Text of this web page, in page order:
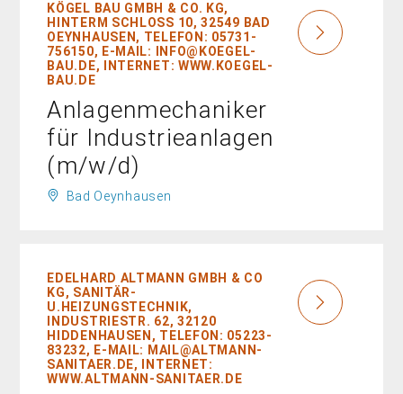
KÖGEL BAU GMBH & CO. KG,
HINTERM SCHLOSS 10, 32549 BAD O
EYNHAUSEN, TELEFON: 05731-7
56150, E-MAIL: INFO@KOEGEL-B
AU.DE, INTERNET: WWW.KOEGEL-B
AU.DE
Anlagenmechaniker
für Industrieanlagen
(m/w/d)
Bad Oeynhausen
EDELHARD ALTMANN GMBH & CO
KG, SANITÄR-
U.HEIZUNGSTECHNIK,
INDUSTRIESTR. 62, 32120
HIDDENHAUSEN, TELEFON: 05223-
83232, E-MAIL: MAIL@ALTMANN-
SANITAER.DE, INTERNET:
WWW.ALTMANN-SANITAER.DE